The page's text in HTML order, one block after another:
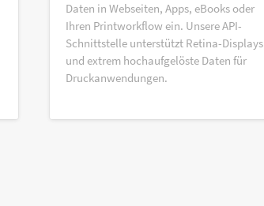
Daten in Webseiten, Apps, eBooks oder
Ihren Printworkflow ein. Unsere API-
Schnittstelle unterstützt Retina-Displays
und extrem hochaufgelöste Daten für
Druckanwendungen.